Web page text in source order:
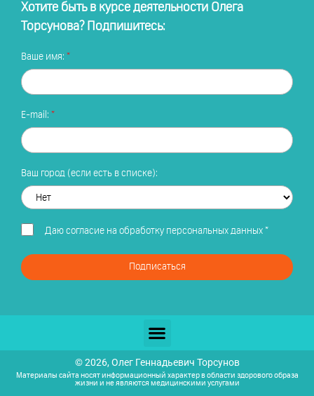
Хотите быть в курсе деятельности Олега
Торсунова? Подпишитесь:
Ваше имя:
E-mail:
Ваш город (если есть в списке):
Даю согласие на обработку персональных данных*
Подписаться
© 2026, Олег Геннадьевич Торсунов
Материалы сайта носят информационный характер в области здорового образа
жизни и не являются медицинскими услугами